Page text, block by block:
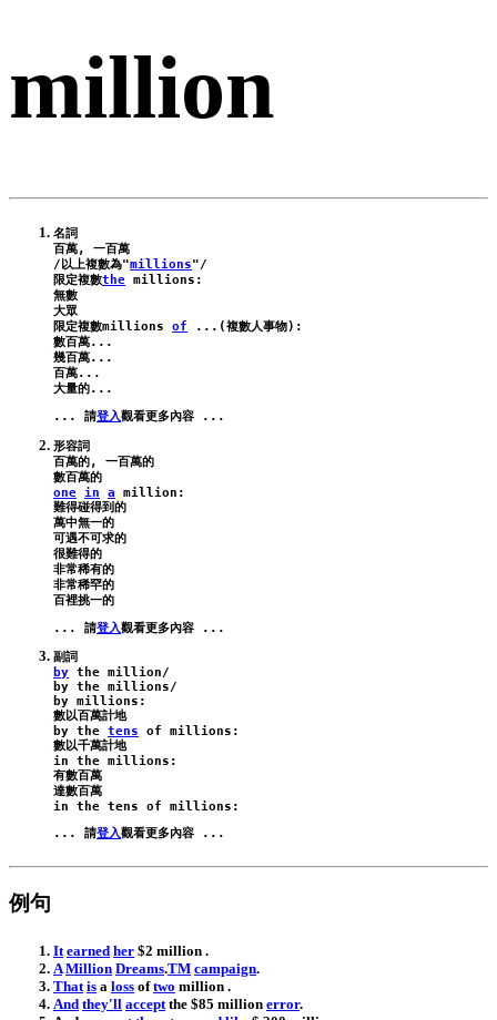
million
名詞
百萬, 一百萬
/以上複數為"millions"/
限定複數the millions :
無數
大眾
限定複數millions of ...(複數人事物):
數百萬...
幾百萬...
百萬...
... 請登入
形容詞
百萬的, 一百萬的
one in a million :
難得碰得到的
萬中無一的
可遇不可求的
很難得的
非常稀有的
非常稀罕的
... 請登入
by the million/
by the millions
by millions :
by the tens of millions :
in
the millions :
有數百萬
in
the tens of millions
... 請登入
例句
It earned her $2 million .
A Million Dreams.TM campaign.
That is a loss of two million .
And they'll accept the $85 million error.